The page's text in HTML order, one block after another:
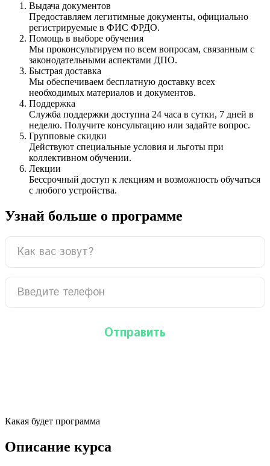
Выдача документов
Предоставляем легитимные документы, официально
регистрируемые в ФИС ФРДО.
Помощь в выборе обучения
Мы проконсультируем по всем вопросам, связанным с
законодательными аспектами ДПО.
Быстрая доставка
Мы обеспечиваем бесплатную доставку всех
необходимых материалов и документов.
Поддержка
Служба поддержки доступна 24 часа в сутки, 7 дней в
неделю. Получите консультацию или задайте вопрос.
Групповые скидки
Действуют специальные условия и льготы при
коллективном обучении.
Лекции
Бессрочный доступ к лекциям и возможность обучаться
с любого устройства.
Узнай больше о программе
Какая будет программа
Описание курса